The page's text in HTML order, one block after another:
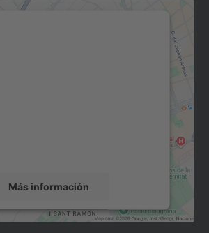
Más información
Aceptar